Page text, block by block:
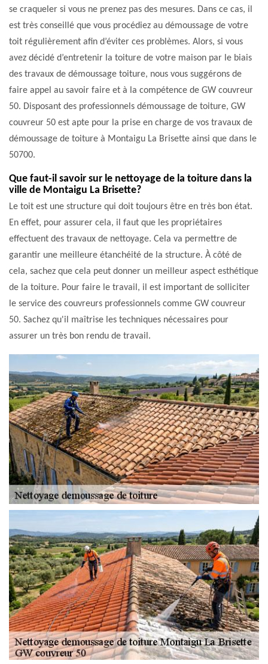
se craqueler si vous ne prenez pas des mesures. Dans ce cas, il
est très conseillé que vous procédiez au démoussage de votre
toit régulièrement afin d’éviter ces problèmes. Alors, si vous
avez décidé d’entretenir la toiture de votre maison par le biais
des travaux de démoussage toiture, nous vous suggérons de
faire appel au savoir faire et à la compétence de GW couvreur
50. Disposant des professionnels démoussage de toiture, GW
couvreur 50 est apte pour la prise en charge de vos travaux de
démoussage de toiture à Montaigu La Brisette ainsi que dans le
50700.
Que faut-il savoir sur le nettoyage de la toiture dans la
ville de Montaigu La Brisette?
Le toit est une structure qui doit toujours être en très bon état.
En effet, pour assurer cela, il faut que les propriétaires
effectuent des travaux de nettoyage. Cela va permettre de
garantir une meilleure étanchéité de la structure. À côté de
cela, sachez que cela peut donner un meilleur aspect esthétique
de la toiture. Pour faire le travail, il est important de solliciter
le service des couvreurs professionnels comme GW couvreur
50. Sachez qu'il maîtrise les techniques nécessaires pour
assurer un très bon rendu de travail.